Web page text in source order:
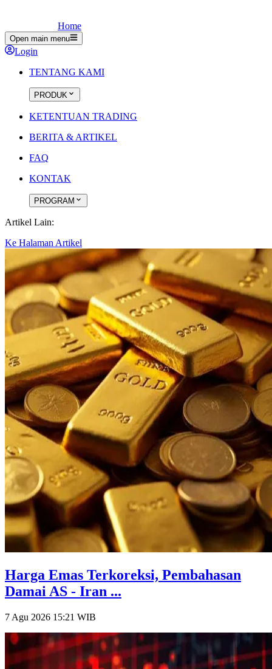
Home
Open main menu
Login
TENTANG KAMI
PRODUK
KETENTUAN TRADING
BERITA & ARTIKEL
FAQ
KONTAK
PROGRAM
Artikel Lain:
Ke Halaman Artikel
Harga Emas Terkoreksi, Pembahasan
Damai AS - Iran ...
7 Agu 2026 15:21 WIB